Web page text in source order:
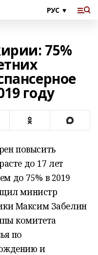
75%
году
повысить
до 17 лет
до 75% в 2019
министр
Максим Забелин
комитета
по
и